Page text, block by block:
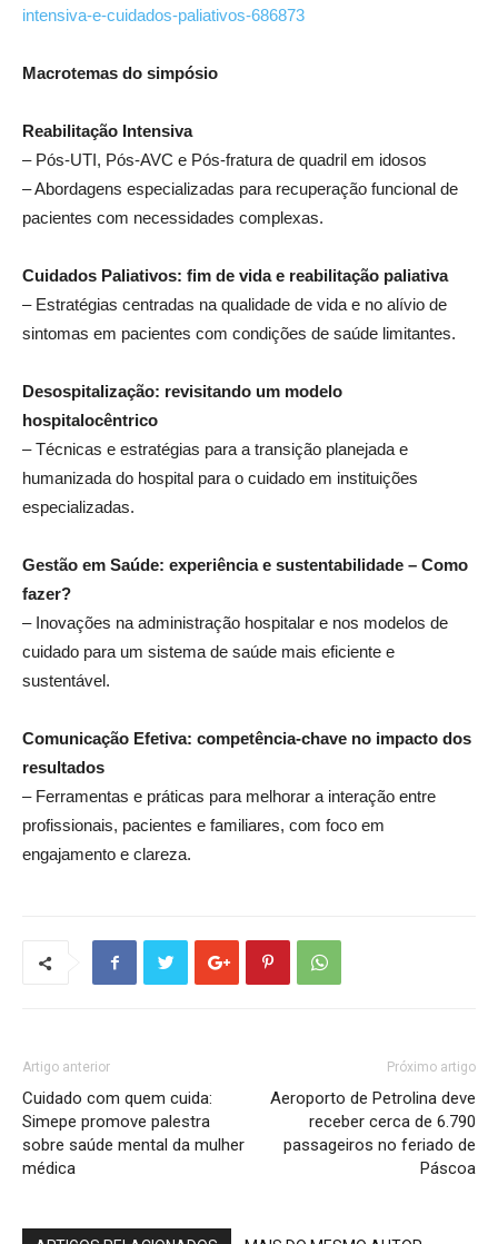
intensiva-e-cuidados-paliativos-686873
Macrotemas do simpósio
Reabilitação Intensiva
– Pós-UTI, Pós-AVC e Pós-fratura de quadril em idosos
– Abordagens especializadas para recuperação funcional de
pacientes com necessidades complexas.
Cuidados Paliativos: fim de vida e reabilitação paliativa
– Estratégias centradas na qualidade de vida e no alívio de
sintomas em pacientes com condições de saúde limitantes.
Desospitalização: revisitando um modelo
hospitalocêntrico
– Técnicas e estratégias para a transição planejada e
humanizada do hospital para o cuidado em instituições
especializadas.
Gestão em Saúde: experiência e sustentabilidade – Como
fazer?
– Inovações na administração hospitalar e nos modelos de
cuidado para um sistema de saúde mais eficiente e
sustentável.
Comunicação Efetiva: competência-chave no impacto dos
resultados
– Ferramentas e práticas para melhorar a interação entre
profissionais, pacientes e familiares, com foco em
engajamento e clareza.
Artigo anterior
Cuidado com quem cuida:
Simepe promove palestra
sobre saúde mental da mulher
médica
Próximo artigo
Aeroporto de Petrolina deve
receber cerca de 6.790
passageiros no feriado de
Páscoa